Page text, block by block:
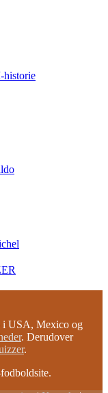
historie
i USA, Mexico og
. Derudover
.